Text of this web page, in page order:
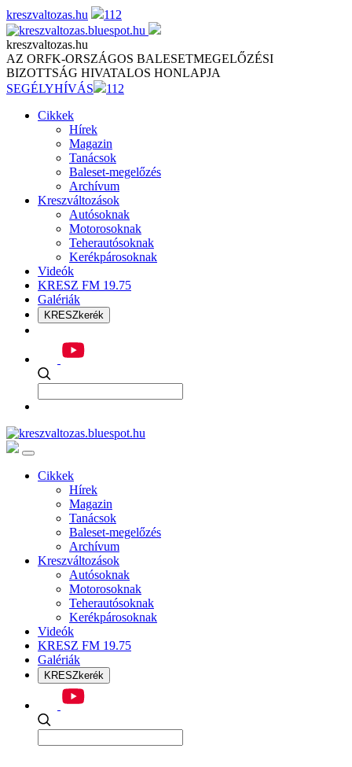
Skip
to
content
kreszvaltozas.hu 112
kreszvaltozas.hu
AZ ORFK-ORSZÁGOS BALESETMEGELŐZÉSI
BIZOTTSÁG HIVATALOS HONLAPJA
SEGÉLYHÍVÁS
112
Cikkek
Hírek
Magazin
Tanácsok
Baleset-megelőzés
Archívum
Kreszváltozások
Autósoknak
Motorosoknak
Teherautósoknak
Kerékpárosoknak
Videók
KRESZ FM 19.75
Galériák
KRESZkerék
Cikkek
Hírek
Magazin
Tanácsok
Baleset-megelőzés
Archívum
Kreszváltozások
Autósoknak
Motorosoknak
Teherautósoknak
Kerékpárosoknak
Videók
KRESZ FM 19.75
Galériák
KRESZkerék